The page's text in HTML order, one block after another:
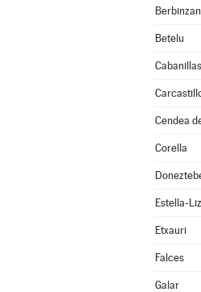
Betelu
Cabanillas
Cendea
Corella
Estella-
Etxauri
Falces
Galar